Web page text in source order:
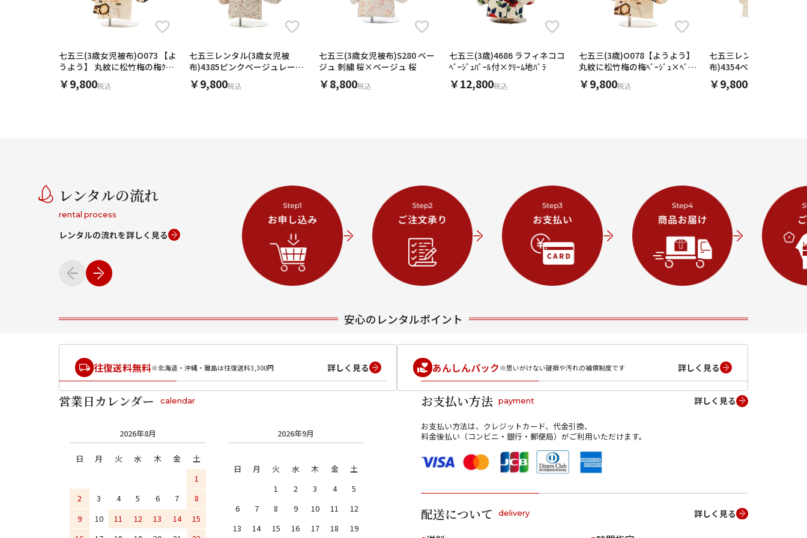
七五三(3歳女児被布)O073 【よ
うよう】 丸紋に松竹梅の梅ｸﾘｰ
ﾑ×ｸﾘｰﾑ
￥9,800税込
七五三レンタル(3歳女児被
布)4385ピンクベージュレース
xピンクベージュ小花
￥9,800税込
七五三(3歳女児被布)S280 ベー
ジュ 刺繍 桜×ベージュ 桜
￥8,800税込
七五三(3歳)4686 ラフィネココ
ﾍﾞｰｼﾞｭﾊﾟｰﾙ付×ｸﾘｰﾑ地ﾊﾞﾗ
￥12,800税込
七五三(3歳)O078【ようよう】
丸紋に松竹梅の梅ﾍﾞｰｼﾞｭ×ﾍﾞｰ
ｼﾞｭ赤
￥9,800税込
七五三レンタル(3歳女児
布)4354ベージュxグレー
花
￥9,800税込
レンタルの流れ
rental process
レンタルの流れを詳しく見る
安心のレンタルポイント
往復送料無料※北海道・沖縄・離島は往復送料3,300円 詳しく見る あんしんパック※思いがけない破損や汚れの補償制度です 詳しく見る
営業日カレンダー calendar
2026年8月
日 月 火 水 木 金
土
1
2
3 4 5 6 7
8
9
10 11 12 13 14
15
2026年9月
日 月 火 水 木 金
土
1
2 3 4
5
6
7 8 9 10 11
12
13
14 15 16 17 18 19
お支払い方法 payment 詳しく見る
お支払い方法は、クレジットカード、代金引換、
料金後払い（コンビニ・銀行・郵便局）がご利用いただけます。
配送について delivery 詳しく見る